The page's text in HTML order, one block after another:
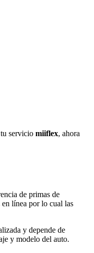
servicio miiflex, ahora
de primas de
línea por lo cual las
y depende de
y modelo del auto.